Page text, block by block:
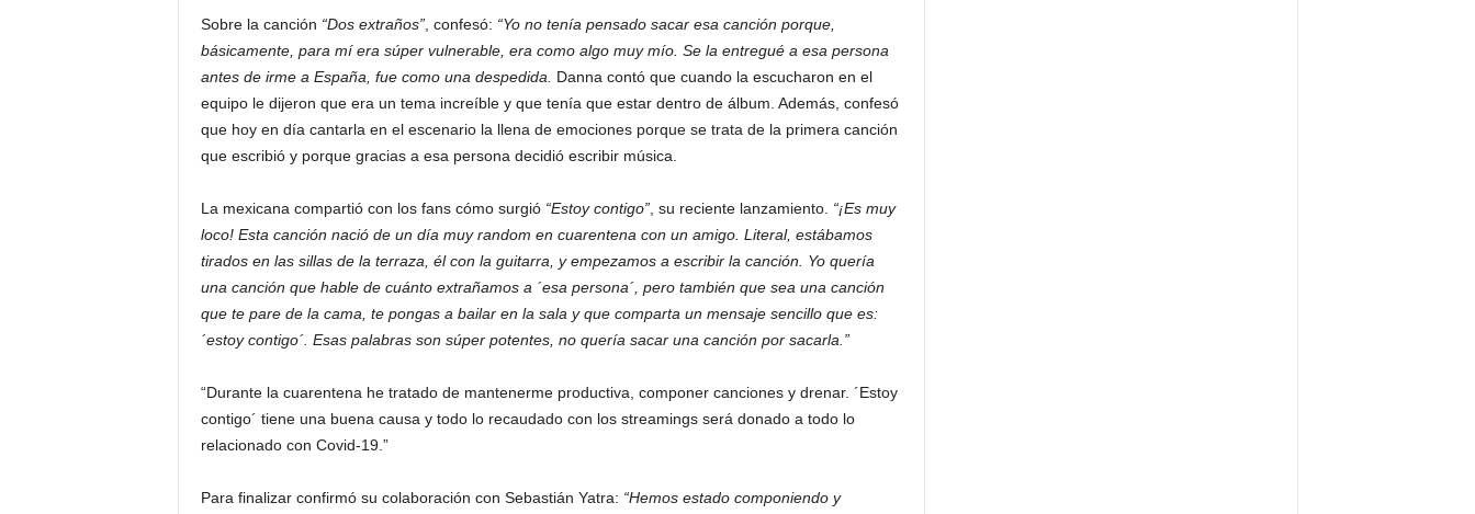
Sobre la canción “Dos extraños”, confesó: “Yo no tenía pensado sacar esa canción porque,
básicamente, para mí era súper vulnerable, era como algo muy mío. Se la entregué a esa persona
antes de irme a España, fue como una despedida. Danna contó que cuando la escucharon en el
equipo le dijeron que era un tema increíble y que tenía que estar dentro de álbum. Además, confesó
que hoy en día cantarla en el escenario la llena de emociones porque se trata de la primera canción
que escribió y porque gracias a esa persona decidió escribir música.
La mexicana compartió con los fans cómo surgió “Estoy contigo”, su reciente lanzamiento. “¡Es muy
loco! Esta canción nació de un día muy random en cuarentena con un amigo. Literal, estábamos
tirados en las sillas de la terraza, él con la guitarra, y empezamos a escribir la canción. Yo quería
una canción que hable de cuánto extrañamos a ´esa persona´, pero también que sea una canción
que te pare de la cama, te pongas a bailar en la sala y que comparta un mensaje sencillo que es:
´estoy contigo´. Esas palabras son súper potentes, no quería sacar una canción por sacarla.”
“Durante la cuarentena he tratado de mantenerme productiva, componer canciones y drenar. ´Estoy
contigo´ tiene una buena causa y todo lo recaudado con los streamings será donado a todo lo
relacionado con Covid-19.”
Para finalizar confirmó su colaboración con Sebastián Yatra: “Hemos estado componiendo y